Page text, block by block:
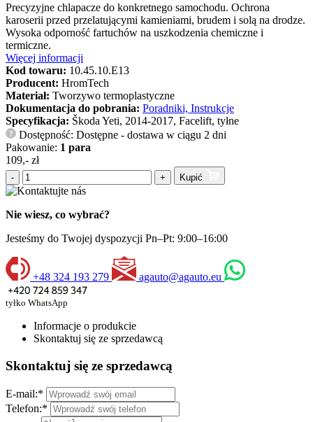
Precyzyjne chlapacze do konkretnego samochodu. Ochrona
karoserii przed przelatującymi kamieniami, brudem i solą na drodze.
Wysoka odporność fartuchów na uszkodzenia chemiczne i
termiczne.
Więcej informacji
Kod towaru: 10.45.10.E13
Producent: HromTech
Materiał: Tworzywo termoplastyczne
Dokumentacja do pobrania: Poradniki, Instrukcje
Specyfikacja: Škoda Yeti, 2014-2017, Facelift, tyłne
?
Dostępność: Dostępne - dostawa w ciągu 2 dni
Pakowanie: 1 para
109,- zł
- + Kupić
Nie wiesz, co wybrać?
Jesteśmy do Twojej dyspozycji Pn–Pt: 9:00–16:00
+48 324 193 279 agauto@agauto.eu
tyłko WhatsApp
Informacje o produkcie
Skontaktuj się ze sprzedawcą
Skontaktuj się ze sprzedawcą
E-mail:*
Telefon:*